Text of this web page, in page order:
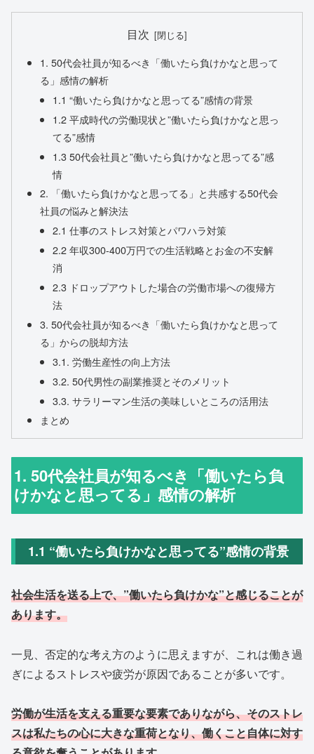
目次
1. 50代会社員が知るべき「働いたら負けかなと思って
る」感情の解析
1.1 “働いたら負けかなと思ってる”感情の背景
1.2 平成時代の労働現状と”働いたら負けかなと思っ
てる”感情
1.3 50代会社員と”働いたら負けかなと思ってる”感
情
2. 「働いたら負けかなと思ってる」と共感する50代会
社員の悩みと解決法
2.1 仕事のストレス対策とパワハラ対策
2.2 年収300-400万円での生活戦略とお金の不安解
消
2.3 ドロップアウトした場合の労働市場への復帰方
法
3. 50代会社員が知るべき「働いたら負けかなと思って
る」からの脱却方法
3.1. 労働生産性の向上方法
3.2. 50代男性の副業推奨とそのメリット
3.3. サラリーマン生活の美味しいところの活用法
まとめ
1. 50代会社員が知るべき「働いたら負
けかなと思ってる」感情の解析
1.1 “働いたら負けかなと思ってる”感情の背景
社会生活を送る上で、”働いたら負けかな”と感じることが
あります。
一見、否定的な考え方のように思えますが、これは働き過
ぎによるストレスや疲労が原因であることが多いです。
労働が生活を支える重要な要素でありながら、そのストレ
スは私たちの心に大きな重荷となり、働くこと自体に対す